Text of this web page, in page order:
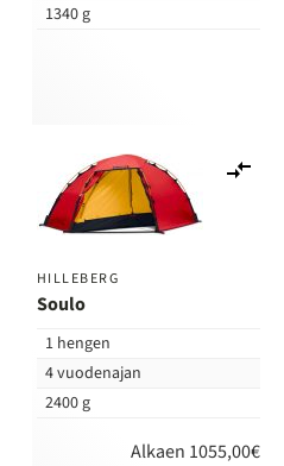
1340 g
vertailuun
HILLEBERG
Soulo
1 hengen
4 vuodenajan
2400 g
Alkaen 1055,00€